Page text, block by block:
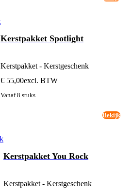
Kerstpakket Spotlight
Kerstpakket - Kerstgeschenk
€ 55,00excl. BTW
Vanaf 8 stuks
Bekijk
Kerstpakket You Rock
Kerstpakket - Kerstgeschenk